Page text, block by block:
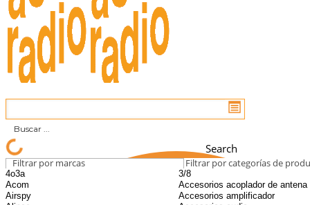
Search
Filtrar por marcas Filtrar por categorías de